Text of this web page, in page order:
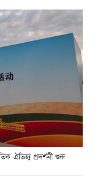
ঐতিহ্য প্রদর্শনী শুরু